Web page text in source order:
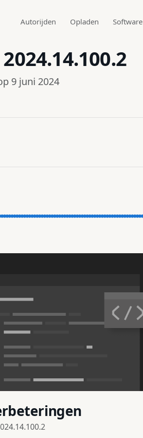
Autorijden Opladen Software
2024.14.100.2
9 juni 2024